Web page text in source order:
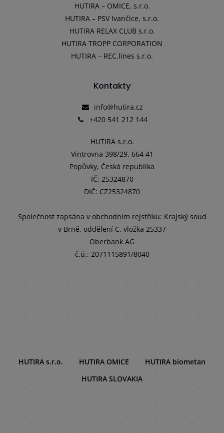
HUTIRA – OMICE, s.r.o.
HUTIRA – PSV Ivančice, s.r.o.
HUTIRA RELAX CLUB s.r.o.
HUTIRA TROPP CORPORATION
HUTIRA – REC.lines s.r.o.
Kontakty
info@hutira.cz
+420 541 212 144
HUTIRA s.r.o.
Vintrovna 398/29, 664 41
Popůvky, Česká republika
IČ: 25324870
DIČ: CZ25324870
Společnost zapsána v obchodním rejstříku: Krajský soud
v Brně, oddělení C, vložka 25337
Oberbank AG
č.ú.: 2071115891/8040
HUTIRA s.r.o. HUTIRA OMICE
HUTIRA biometan
HUTIRA SLOVAKIA